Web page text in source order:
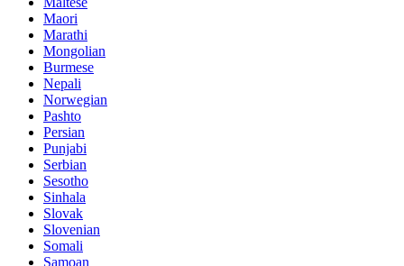
Maori
Marathi
Mongolian
Burmese
Nepali
Norwegian
Pashto
Persian
Punjabi
Serbian
Sesotho
Sinhala
Slovak
Slovenian
Somali
Samoan